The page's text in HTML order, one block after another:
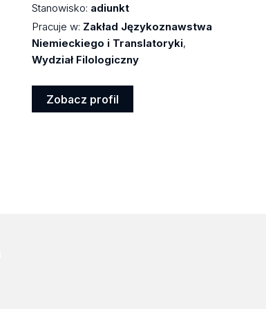
Stanowisko: adiunkt
Pracuje w: Zakład Językoznawstwa
Niemieckiego i Translatoryki,
Wydział Filologiczny
Zobacz profil